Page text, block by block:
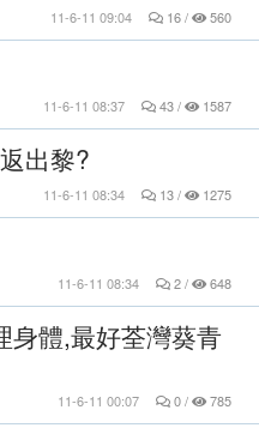
16 / 560
11-6-11 09:04
43 / 1587
11-6-11 08:37
出黎?
13 / 1275
11-6-11 08:34
2 / 648
11-6-11 08:34
身體,最好荃灣葵青
0 / 785
11-6-11 00:07